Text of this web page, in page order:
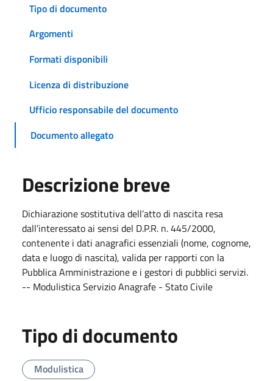
Tipo di documento
Argomenti
Formati disponibili
Licenza di distribuzione
Ufficio responsabile del documento
Documento allegato
Descrizione breve
Dichiarazione sostitutiva dell’atto di nascita resa
dall’interessato ai sensi del D.P.R. n. 445/2000,
contenente i dati anagrafici essenziali (nome, cognome,
data e luogo di nascita), valida per rapporti con la
Pubblica Amministrazione e i gestori di pubblici servizi.
-- Modulistica Servizio Anagrafe - Stato Civile
Tipo di documento
Modulistica